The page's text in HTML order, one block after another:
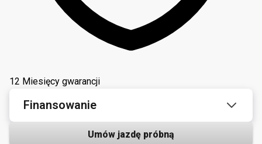
12 Miesięcy gwarancji
Finansowanie
Umów jazdę próbną